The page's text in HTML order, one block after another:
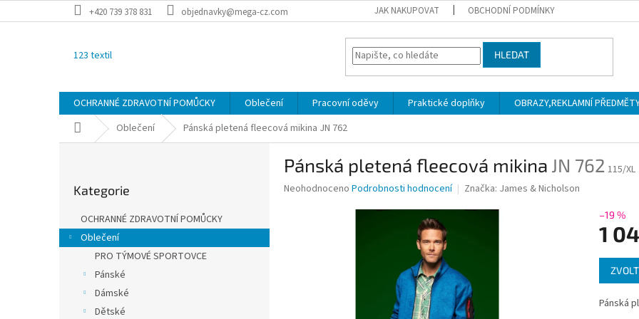
na
+420 739 378 831 objednavky@mega-cz.com JAK NAKUPOVAT OBCHODNÍ PODMÍNKY
123 textil HLEDAT
OCHRANNÉ ZDRAVOTNÍ POMŮCKY Oblečení Pracovní oděvy Praktické doplňky OBRAZY,REKLAMNÍ
Domů Oblečení Pánská pletená fleecová mikina JN 762
a
n
kategorie
Kategorie
OCHRANNÉ ZDRAVOTNÍ POMŮCKY
Oblečení
PRO TÝMOVÉ SPORTOVCE
Pánské
Dámské
Dětské
Pánská pletená fleecová mikina JN 762 115/XL
Průměrné
Neohodnoceno Podrobnosti hodnocení Značka: James & Nicholson
–19 %
1
Měrná
cena:
Pánská